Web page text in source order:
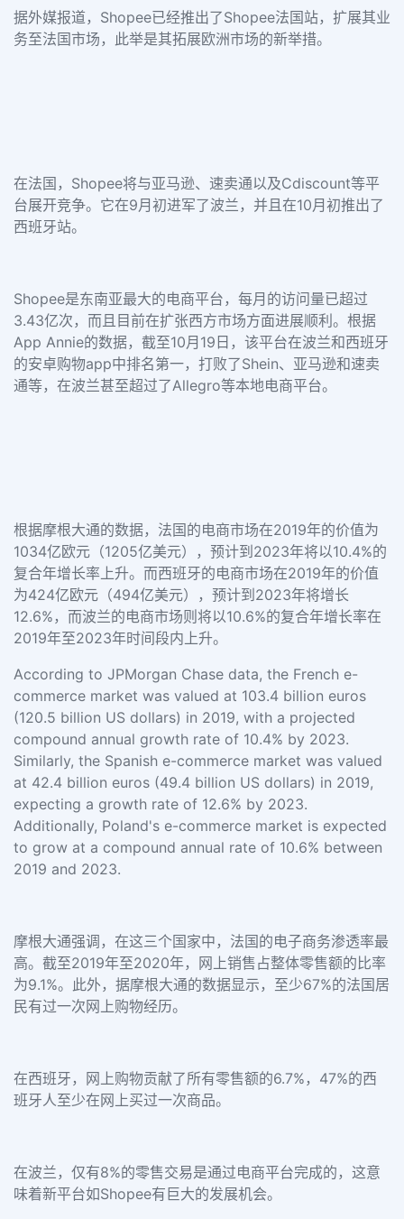
据外媒报道，Shopee已经推出了Shopee法国站，扩展其业
务至法国市场，此举是其拓展欧洲市场的新举措。
在法国，Shopee将与亚马逊、速卖通以及Cdiscount等平
台展开竞争。它在9月初进军了波兰，并且在10月初推出了
西班牙站。
Shopee是东南亚最大的电商平台，每月的访问量已超过
3.43亿次，而且目前在扩张西方市场方面进展顺利。根据
App Annie的数据，截至10月19日，该平台在波兰和西班牙
的安卓购物app中排名第一，打败了Shein、亚马逊和速卖
通等，在波兰甚至超过了Allegro等本地电商平台。
根据摩根大通的数据，法国的电商市场在2019年的价值为
1034亿欧元（1205亿美元），预计到2023年将以10.4%的
复合年增长率上升。而西班牙的电商市场在2019年的价值
为424亿欧元（494亿美元），预计到2023年将增长
12.6%，而波兰的电商市场则将以10.6%的复合年增长率在
2019年至2023年时间段内上升。
According to JPMorgan Chase data, the French e-
commerce market was valued at 103.4 billion euros
(120.5 billion US dollars) in 2019, with a projected
compound annual growth rate of 10.4% by 2023.
Similarly, the Spanish e-commerce market was valued
at 42.4 billion euros (49.4 billion US dollars) in 2019,
expecting a growth rate of 12.6% by 2023.
Additionally, Poland's e-commerce market is expected
to grow at a compound annual rate of 10.6% between
2019 and 2023.
摩根大通强调，在这三个国家中，法国的电子商务渗透率最
高。截至2019年至2020年，网上销售占整体零售额的比率
为9.1%。此外，据摩根大通的数据显示，至少67%的法国居
民有过一次网上购物经历。
在西班牙，网上购物贡献了所有零售额的6.7%，47%的西
班牙人至少在网上买过一次商品。
在波兰，仅有8%的零售交易是通过电商平台完成的，这意
味着新平台如Shopee有巨大的发展机会。